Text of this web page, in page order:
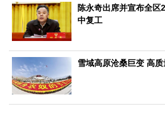
陕
甘 青 新 港 澳 台
智库
信息
地方动态 地方强音
陈永奇出席并宣布全
中复工
雪域高原沧桑巨变 高